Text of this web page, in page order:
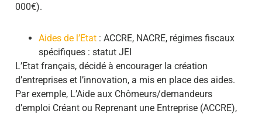
000€).
Aides de l’Etat : ACCRE, NACRE, régimes fiscaux
spécifiques : statut JEI
L’Etat français, décidé à encourager la création
d’entreprises et l’innovation, a mis en place des aides.
Par exemple, L’Aide aux Chômeurs/demandeurs
d’emploi Créant ou Reprenant une Entreprise (ACCRE),